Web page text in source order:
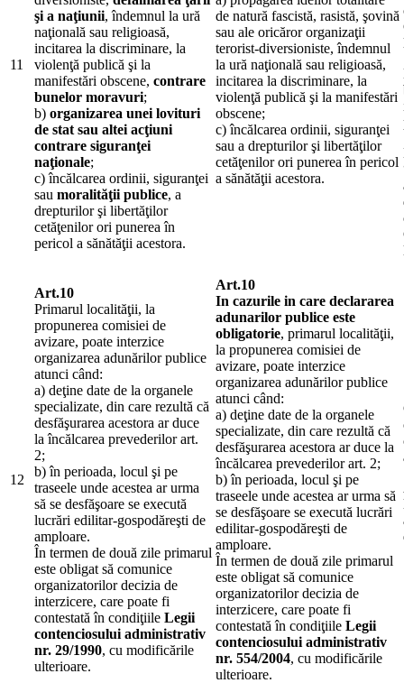
11
şi a naţiunii, îndemnul la ură
naţională sau religioasă,
incitarea la discriminare, la
violenţă publică şi la
manifestări obscene, contrare
bunelor moravuri;
b) organizarea unei lovituri
de stat sau altei acţiuni
contrare siguranţei
naţionale;
c) încălcarea ordinii, siguranţei
sau moralităţii publice, a
drepturilor şi libertăţilor
cetăţenilor ori punerea în
pericol a sănătăţii acestora.
de natură fascistă, rasistă, şovină
sau ale oricăror organizaţii
terorist-diversioniste, îndemnul
la ură naţională sau religioasă,
incitarea la discriminare, la
violenţă publică şi la manifestări
obscene;
c) încălcarea ordinii, siguranţei
sau a drepturilor şi libertăţilor
cetăţenilor ori punerea în pericol
a sănătăţii acestora.
12
Art.10
Primarul localităţii, la
propunerea comisiei de
avizare, poate interzice
organizarea adunărilor publice
atunci când:
a) deţine date de la organele
specializate, din care rezultă că
desfăşurarea acestora ar duce
la încălcarea prevederilor art.
2;
b) în perioada, locul şi pe
traseele unde acestea ar urma
să se desfăşoare se execută
lucrări edilitar-gospodăreşti de
amploare.
În termen de două zile primarul
este obligat să comunice
organizatorilor decizia de
interzicere, care poate fi
contestată în condiţiile Legii
contenciosului administrativ
nr. 29/1990, cu modificările
ulterioare.
Art.10
In cazurile in care declararea
adunarilor publice este
obligatorie, primarul localităţii,
la propunerea comisiei de
avizare, poate interzice
organizarea adunărilor publice
atunci când:
a) deţine date de la organele
specializate, din care rezultă că
desfăşurarea acestora ar duce la
încălcarea prevederilor art. 2;
b) în perioada, locul şi pe
traseele unde acestea ar urma să
se desfăşoare se execută lucrări
edilitar-gospodăreşti de
amploare.
În termen de două zile primarul
este obligat să comunice
organizatorilor decizia de
interzicere, care poate fi
contestată în condiţiile Legii
contenciosului administrativ
nr. 554/2004, cu modificările
ulterioare.